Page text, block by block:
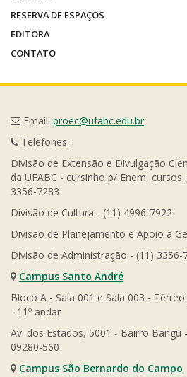
RESERVA DE ESPAÇOS
EDITORA
CONTATO
Email: proec@ufabc.edu.br
Telefones:
Divisão de Extensão e Divulgação
da UFABC - cursinho p/ Enem,
3356-7283
Divisão de Cultura - (11) 4996-7922
Divisão de Planejamento e Apoio à
Divisão de Administração - (11) 3356-
Campus Santo André
Bloco A - Sala 001 e Sala 003 -
- 11º andar
Av. dos Estados, 5001 - Bairro Bangu
09280-560
Campus São Bernardo do Campo